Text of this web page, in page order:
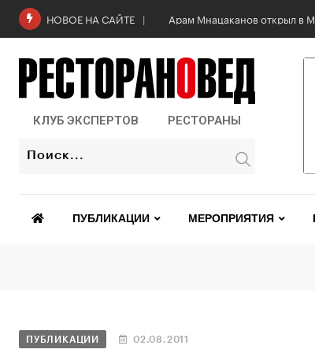
НОВОЕ НА САЙТЕ Арам Мнацаканов открыл в
КЛУБ ЭКСПЕРТОВ РЕСТОРАНЫ
ПУБЛИКАЦИИ МЕРОПРИЯТИЯ
ПУБЛИКАЦИИ 02.08.2011